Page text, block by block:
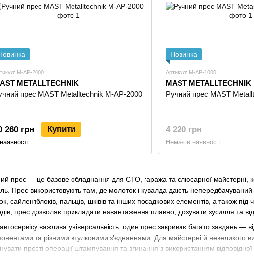
прес — це базове обладнання для СТО, гаража та слюсарної майстерні,
Прес використовують там, де молоток і кувалда дають непередбачуваний
сайлентблоків, пальців, шківів та інших посадкових елементів, а також
прес дозволяє прикладати навантаження плавно, дозувати зусилля та
важлива універсальність: один прес закриває багато завдань —
та різними втулковими з’єднаннями. Для майстерні й невеликого
прості операції штампування та згинання з використанням відповідної
M-AP-2000
METALLTECHNIK
прес MAST Metalltechnik M-AP-2000
260 грн Купити
Новинка
Артикул: M-AP-1000
MAST METALLTECHNIK
Ручний прес MAST
4 220 грн
Немає в наявності